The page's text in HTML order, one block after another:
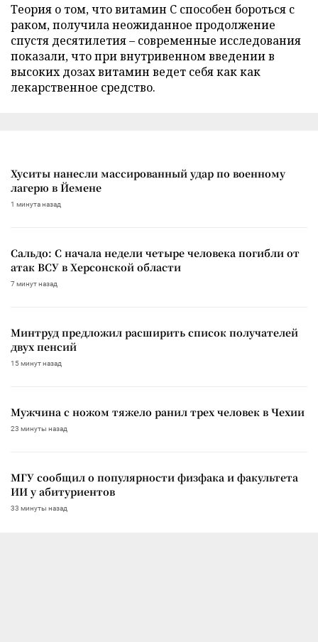
Теория о том, что витамин C способен бороться с
раком, получила неожиданное продолжение
спустя десятилетия – современные исследования
показали, что при внутривенном введении в
высоких дозах витамин ведет себя как как
лекарственное средство.
Хуситы нанесли массированный удар по военному
лагерю в Йемене
1 минута назад
Сальдо: С начала недели четыре человека погибли от
атак ВСУ в Херсонской области
7 минут назад
Минтруд предложил расширить список получателей
двух пенсий
15 минут назад
Мужчина с ножом тяжело ранил трех человек в Чехии
23 минуты назад
МГУ сообщил о популярности физфака и факультета
ИИ у абитуриентов
33 минуты назад